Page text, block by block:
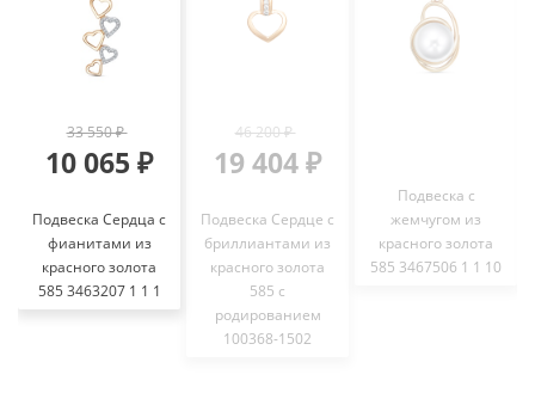
33 550 ₽
10 065 ₽
Подвеска Сердца с
фианитами из
красного золота
585 3463207 1 1 1
46 200 ₽
19 404 ₽
Подвеска Сердце с
бриллиантами из
красного золота
585 с
родированием
100368-1502
Подвеска с
жемчугом из
красного золота
585 3467506 1 1 10